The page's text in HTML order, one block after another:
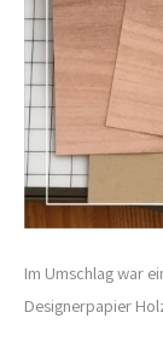
Im Umschlag war
Designerpapier